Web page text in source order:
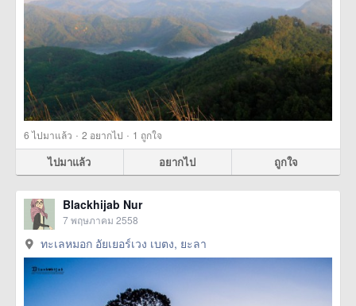
6ไปมาแล้ว · 2 อยากไป · 1 ถูกใจ
ไปมาแล้ว อยากไป ถูกใจ
Blackhijab Nur
7 พฤษภาคม 2558
ทะเลหมอก อัยเยอร์เวง เบตง, ยะลา